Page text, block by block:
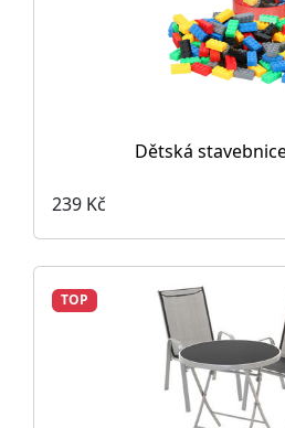
Dětská
239 Kč
TOP